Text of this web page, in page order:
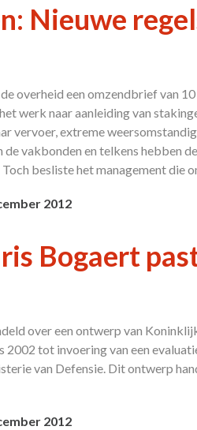
Nieuwe
overheid een omzendbrief van
werk naar aanleiding van
vervoer, extreme
vakbonden en telkens hebben
besliste het management die
2012
Bogaert
over een ontwerp van
2002 tot invoering van een
van Defensie. Dit ontwerp
2012